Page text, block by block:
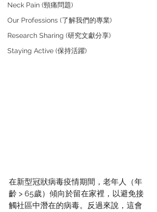
Neck Pain (頸痛問題)
Our Professions (了解我們的專業)
Research Sharing (研究文獻分享)
Staying Active (保持活躍)
在新型冠狀病毒疫情期間，老年人（年
齡 > 65歲）傾向於留在家裡，以避免接
觸社區中潛在的病毒。反過來說，這會